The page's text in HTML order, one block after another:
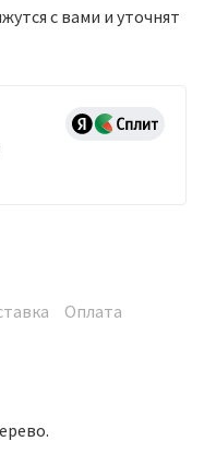
с вами и уточнят
Оплата